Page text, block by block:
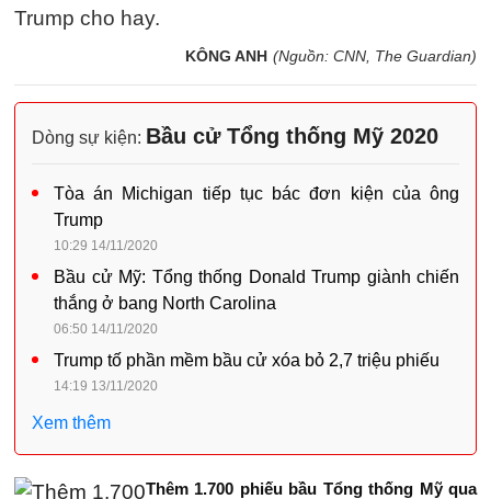
Trump cho hay.
KÔNG ANH (Nguồn: CNN, The Guardian)
Dòng sự kiện: Bầu cử Tổng thống Mỹ 2020
Tòa án Michigan tiếp tục bác đơn kiện của ông
Trump
10:29 14/11/2020
Bầu cử Mỹ: Tổng thống Donald Trump giành chiến
thắng ở bang North Carolina
06:50 14/11/2020
Trump tố phần mềm bầu cử xóa bỏ 2,7 triệu phiếu
14:19 13/11/2020
Xem thêm
Thêm 1.700 phiếu bầu Tổng thống Mỹ qua